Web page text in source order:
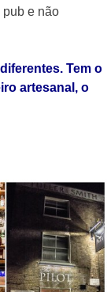
pub e não
Tem o
artesanal, o